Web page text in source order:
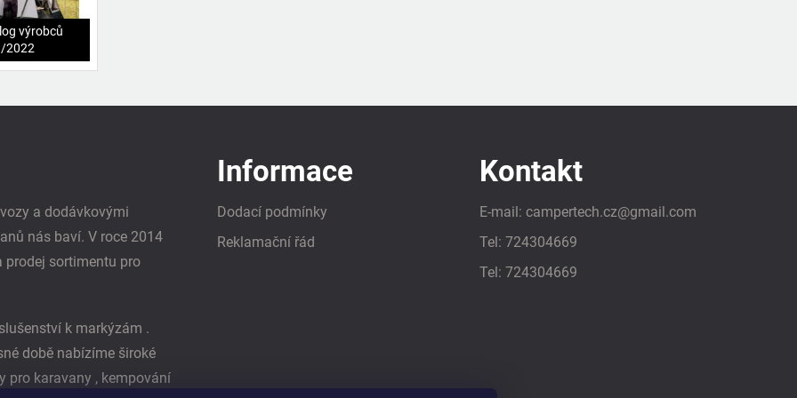
výrobců
2022
a dodávkovými
nás baví. V roce 2014
prodej sortimentu pro
k markýzám .
době nabízíme široké
pro karavany , kempování
Informace
Dodací podmínky
Reklamační řád
Kontakt
E-mail: campertech.cz@gmail.com
Tel: 724304669
Tel: 724304669